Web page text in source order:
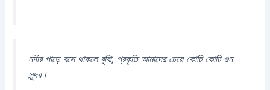
নদীর পাড়ে বসে থাকলে বুঝি, প্রকৃতি আমাদের চেয়ে কোটি কোটি গুন
সুন্দর।